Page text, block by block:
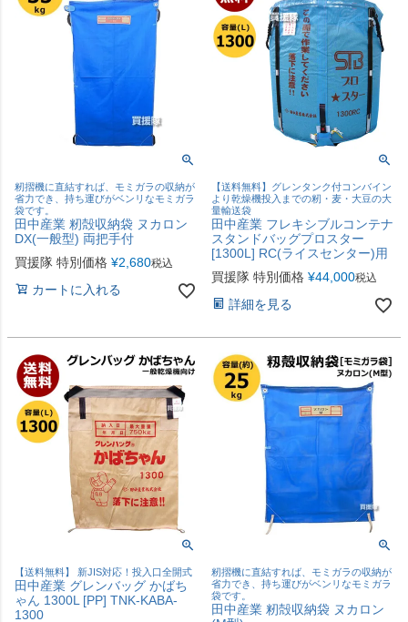
籾摺機に直結すれば、モミガラの収納が
省力でき、持ち運びがベンリなモミガラ
袋です。
田中産業 籾殻収納袋 ヌカロン
DX(一般型) 両把手付
買援隊 特別価格 ¥2,680税込
カートに入れる
【送料無料】グレンタンク付コンバイン
より乾燥機投入までの籾・麦・大豆の大
量輸送袋
田中産業 フレキシブルコンテナ
スタンドバッグプロスター
[1300L] RC(ライスセンター)用
買援隊 特別価格 ¥44,000税込
詳細を見る
【送料無料】 新JIS対応！投入口全開式
田中産業 グレンバッグ かばち
ゃん 1300L [PP] TNK-KABA-
1300
籾摺機に直結すれば、モミガラの収納が
省力でき、持ち運びがベンリなモミガラ
袋です。
田中産業 籾殻収納袋 ヌカロン